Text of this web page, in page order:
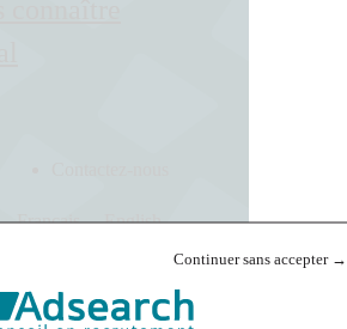
Continuer sans accepter →
Français English